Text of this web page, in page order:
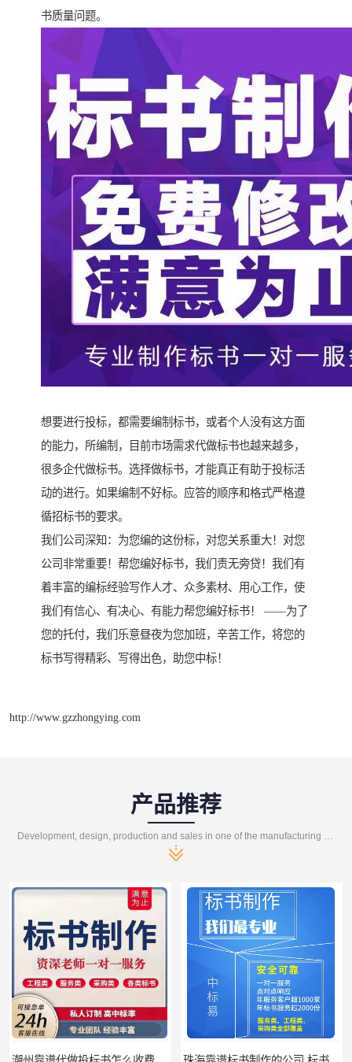
书质量问题。
想要进行投标，都需要编制标书，或者个人没有这方面
的能力，所编制，目前市场需求代做标书也越来越多，
很多企代做标书。选择做标书，才能真正有助于投标活
动的进行。如果编制不好标。应答的顺序和格式严格遵
循招标书的要求。
我们公司深知：为您编的这份标，对您关系重大！对您
公司非常重要！帮您编好标书，我们责无旁贷！我们有
着丰富的编标经验写作人才、众多素材、用心工作，使
我们有信心、有决心、有能力帮您编好标书！ ——为了
您的托付，我们乐意昼夜为您加班，辛苦工作，将您的
标书写得精彩、写得出色，助您中标！
http://www.gzzhongying.com
产品推荐